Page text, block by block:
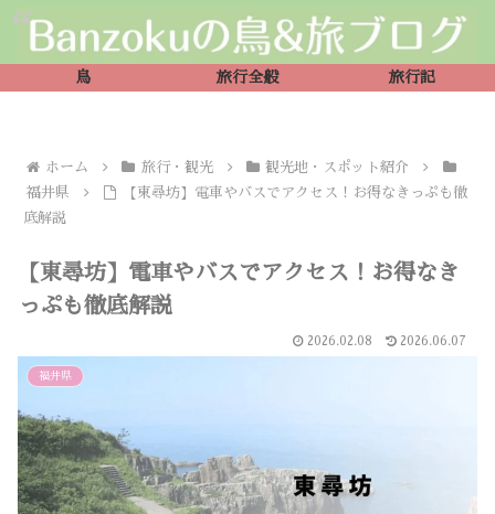
鳥 旅行全般 旅行記
ホーム 旅行・観光
観光地・スポット紹介
福井県
【東尋坊】電車やバスでアクセス！お得なきっぷも徹
底解説
【東尋坊】電車やバスでアクセス！お得なき
っぷも徹底解説
2026.02.08 2026.06.07
福井県